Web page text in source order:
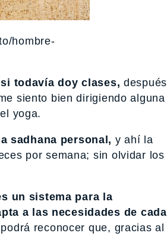
hombre-
si todavía doy clases, después
siento bien dirigiendo alguna
yoga.
sadhana personal, y ahí la
por semana; sin olvidar los
un sistema para la
a las necesidades de cada
reconocer que, gracias al